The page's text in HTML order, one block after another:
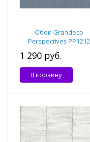
Обои Grandeco
Perspectives PP1212
1 290 руб.
В корзину